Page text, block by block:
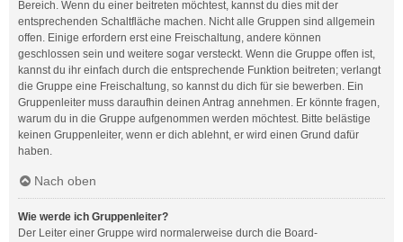
Bereich. Wenn du einer beitreten möchtest, kannst du dies mit der
entsprechenden Schaltfläche machen. Nicht alle Gruppen sind allgemein
offen. Einige erfordern erst eine Freischaltung, andere können
geschlossen sein und weitere sogar versteckt. Wenn die Gruppe offen ist,
kannst du ihr einfach durch die entsprechende Funktion beitreten; verlangt
die Gruppe eine Freischaltung, so kannst du dich für sie bewerben. Ein
Gruppenleiter muss daraufhin deinen Antrag annehmen. Er könnte fragen,
warum du in die Gruppe aufgenommen werden möchtest. Bitte belästige
keinen Gruppenleiter, wenn er dich ablehnt, er wird einen Grund dafür
haben.
Nach oben
Wie werde ich Gruppenleiter?
Der Leiter einer Gruppe wird normalerweise durch die Board-